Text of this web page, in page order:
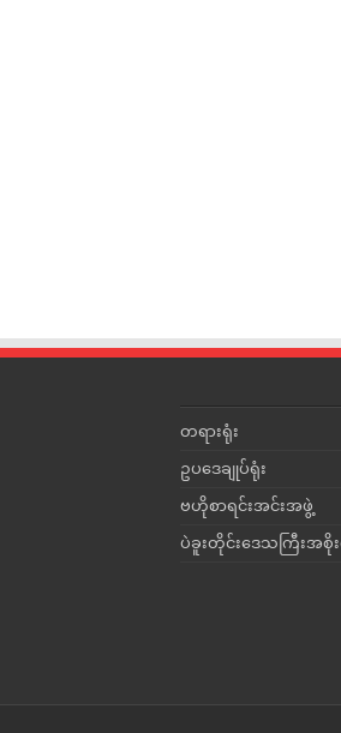
တရားရုံး
ဥပဒေချုပ်ရုံး
ဗဟိုစာရင်းအင်းအဖွဲ့
ပဲခူးတိုင်းဒေသကြီးအစို